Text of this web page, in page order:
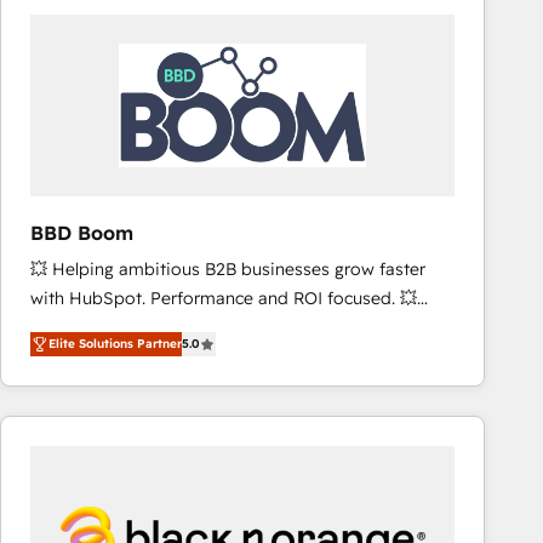
worldwide, and with over 15 years in the ecosystem,
Huble has built a track record that speaks for itself.
One company, one operating model, delivering
across offices and consulting teams in the UK, USA,
Canada, Germany, France, Belgium, Singapore, and
international offices and 175+ employees.
BBD Boom
💥 Helping ambitious B2B businesses grow faster
with HubSpot. Performance and ROI focused. 💥
BBD Boom is the HubSpot partner that can help you
to HubSpot Better. We work with your teams to
solve all your HubSpot challenges and improve user
adoption, sales process and marketing results.
HubSpot set-up for better results 🌐 Website design
and build using HubSpot 🔌 Integrating HubSpot
Elite Solutions Partner5.0